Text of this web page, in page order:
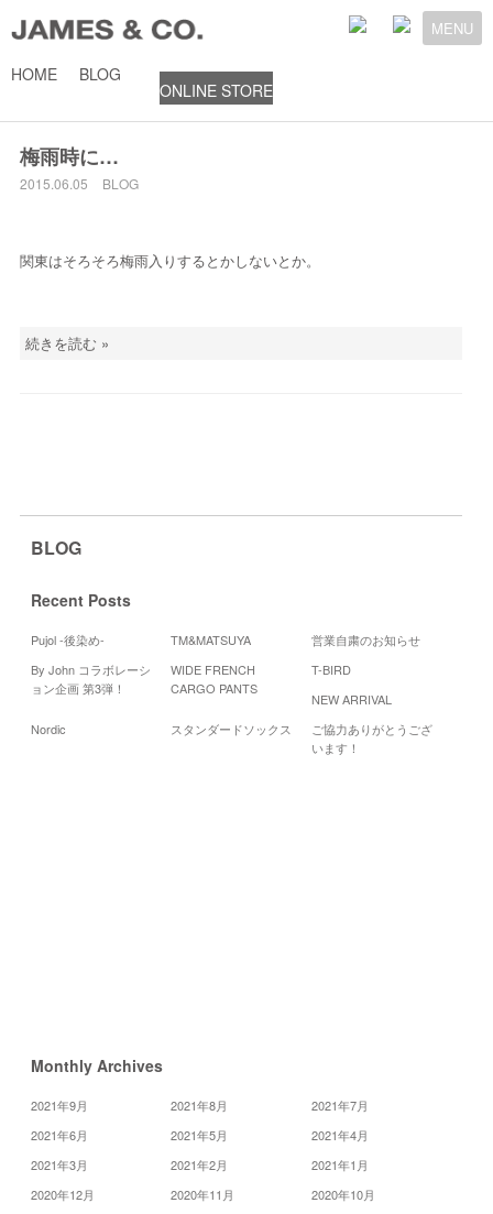
MENU
HOME BLOG
ONLINE STORE
梅雨時に…
2015.06.05 BLOG
関東はそろそろ梅雨入りするとかしないとか。
続きを読む »
BLOG
Recent Posts
Pujol -後染め- TM&MATSUYA
営業自粛のお知らせ
By John コラボレーシ
ョン企画 第3弾！
WIDE FRENCH
CARGO PANTS
T-BIRD
NEW ARRIVAL
Nordic
スタンダードソックス
ご協力ありがとうござ
います！
Monthly Archives
2021年9月 2021年8月
2021年7月
2021年6月
2021年5月
2021年4月
2021年3月
2021年2月
2021年1月
2020年12月
2020年11月
2020年10月